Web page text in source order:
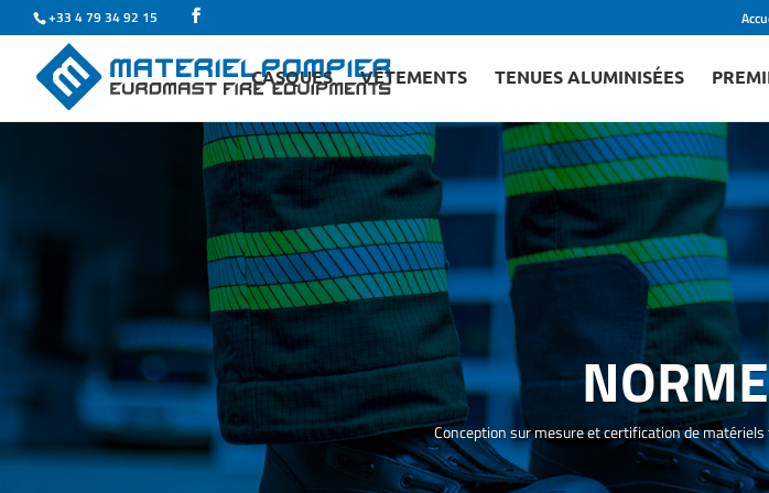
+33 4 79 34 92 15
CASQUES VÊTEMENTS TENUES ALUMINISÉES
Conception sur mesure et certification de